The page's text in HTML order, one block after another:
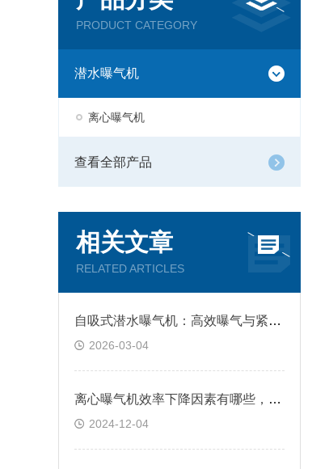
PRODUCT CATEGORY
潜水曝气机
离心曝气机
查看全部产品
相关文章
RELATED ARTICLES
自吸式潜水曝气机：高效曝气与紧凑设计的融合
2026-03-04
离心曝气机效率下降因素有哪些，快来了解下
2024-12-04